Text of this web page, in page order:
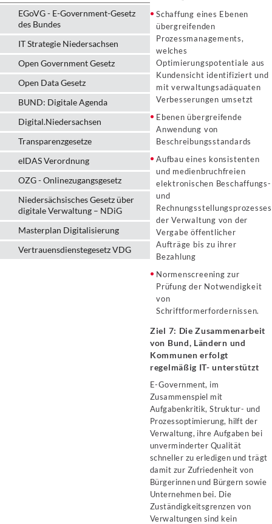
EGoVG - E-Government-Gesetz
des Bundes
IT Strategie Niedersachsen
Open Government Gesetz
Open Data Gesetz
BUND: Digitale Agenda
Digital.Niedersachsen
Transparenzgesetze
eIDAS Verordnung
OZG - Onlinezugangsgesetz
Niedersächsisches Gesetz über
digitale Verwaltung – NDiG
Masterplan Digitalisierung
Vertrauensdienstegesetz VDG
Schaffung eines Ebenen
übergreifenden
Prozessmanagements,
welches
Optimierungspotentiale aus
Kundensicht identifiziert und
mit verwaltungsadäquaten
Verbesserungen umsetzt
Ebenen übergreifende
Anwendung von
Beschreibungsstandards
Aufbau eines konsistenten
und medienbruchfreien
elektronischen Beschaffungs-
und
Rechnungsstellungsprozesses
der Verwaltung von der
Vergabe öffentlicher
Aufträge bis zu ihrer
Bezahlung
Normenscreening zur
Prüfung der Notwendigkeit
von
Schriftformerfordernissen.
Ziel 7: Die Zusammenarbeit
von Bund, Ländern und
Kommunen erfolgt
regelmäßig IT- unterstützt
E-Government, im
Zusammenspiel mit
Aufgabenkritik, Struktur- und
Prozessoptimierung, hilft der
Verwaltung, ihre Aufgaben bei
unverminderter Qualität
schneller zu erledigen und trägt
damit zur Zufriedenheit von
Bürgerinnen und Bürgern sowie
Unternehmen bei. Die
Zuständigkeitsgrenzen von
Verwaltungen sind kein